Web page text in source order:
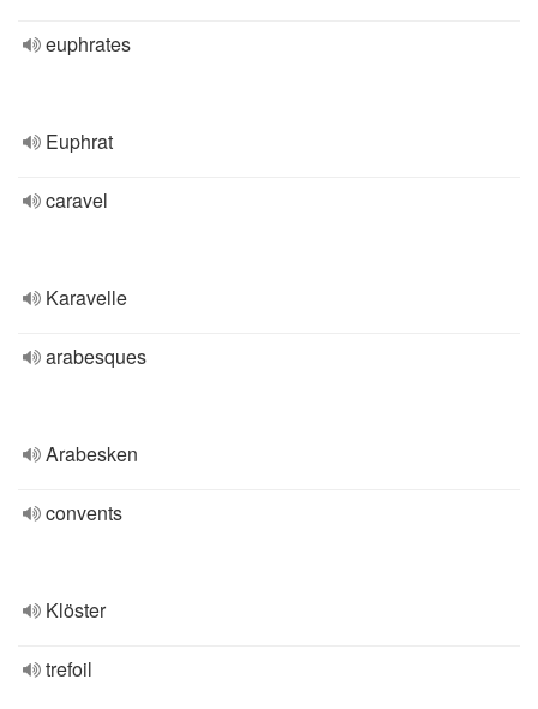
euphrates
Euphrat
caravel
Karavelle
arabesques
Arabesken
convents
Klöster
trefoil